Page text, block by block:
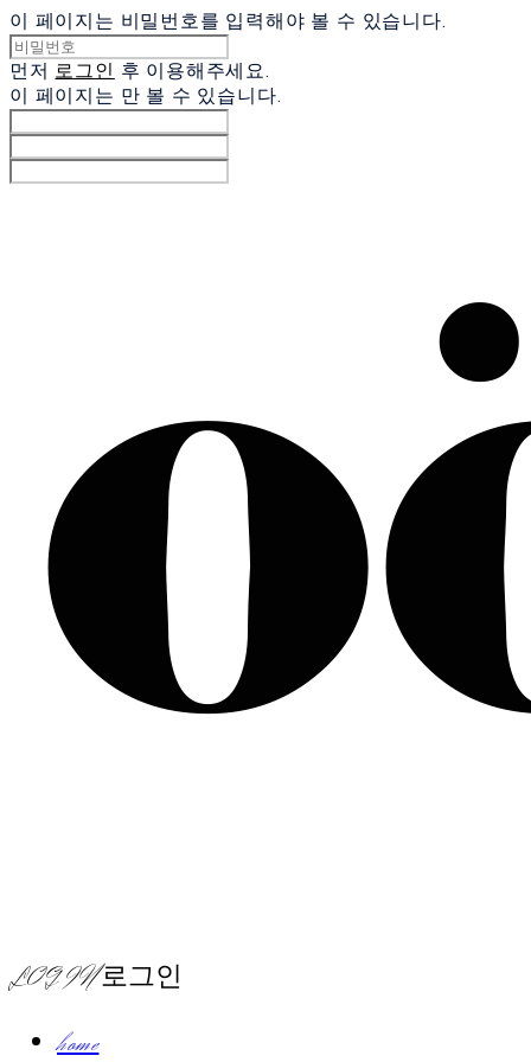
이 페이지는 비밀번호를 입력해야 볼 수 있습니다.
먼저 로그인 후 이용해주세요.
이 페이지는 만 볼 수 있습니다.
LOG IN로그인
home